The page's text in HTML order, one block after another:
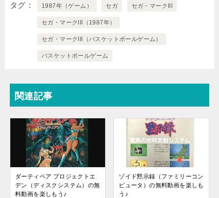
タグ 1987年（ゲーム） セガ セガ・マークIII
セガ・マークIII（1987年）
セガ・マークIII（バスケットボールゲーム）
バスケットボールゲーム
関連記事
ダーティペア プロジェクトエ
デン（ディスクシステム）の無
料動画を楽しもう♪
ゾイド黙示録（ファミリーコン
ピュータ）の無料動画を楽しも
う♪